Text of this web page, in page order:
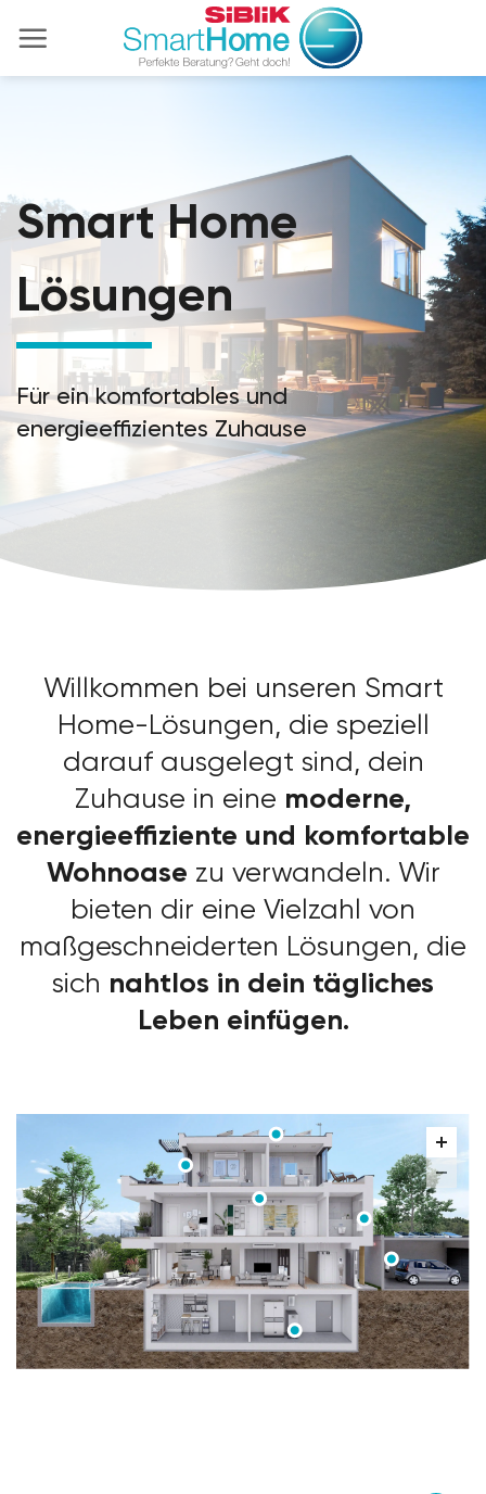
Inhalt
springen
Smart Home
Lösungen
Für ein komfortables und
energieeffizientes Zuhause
Willkommen bei unseren Smart
Home-Lösungen, die speziell
darauf ausgelegt sind, dein
Zuhause in eine moderne,
energieeffiziente und komfortable
Wohnoase zu verwandeln. Wir
bieten dir eine Vielzahl von
maßgeschneiderten Lösungen, die
sich nahtlos in dein tägliches
Leben einfügen.